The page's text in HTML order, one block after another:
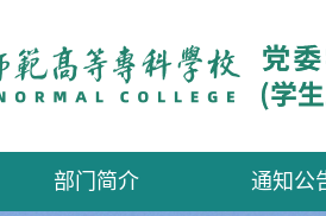
部门简介 通知公